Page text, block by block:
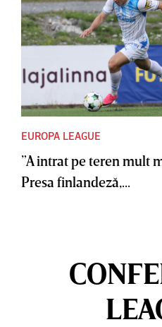
EUROPA LEAGUE
”A intrat pe teren mult
Presa finlandeză,...